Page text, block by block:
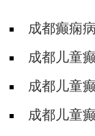
成都癫痫
哪个好?
成都儿童
发作的原因?
成都儿童
痫可以吃德巴
成都儿童